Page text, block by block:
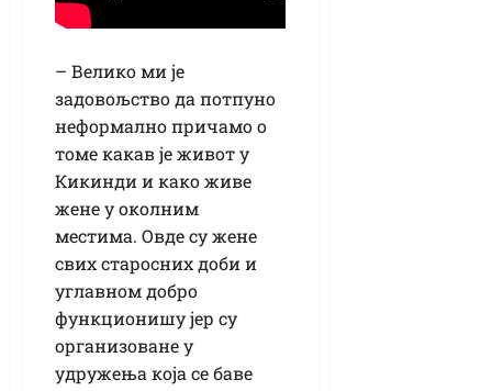
– Велико ми је
задовољство да потпуно
неформално причамо о
томе какав је живот у
Кикинди и како живе
жене у околним
местима. Овде су жене
свих старосних доби и
углавном добро
функционишу јер су
организоване у
удружења која се баве